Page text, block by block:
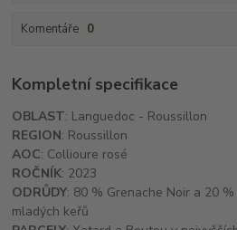
Komentáře 0
Kompletní specifikace
OBLAST: Languedoc - Roussillon
REGION: Roussillon
AOC: Collioure rosé
ROČNÍK: 2023
ODRŮDY: 80 % Grenache Noir a 20
mladých keřů